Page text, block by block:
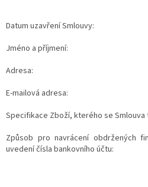
Datum uzavření Smlouvy:
Jméno a příjmení:
Adresa:
E-mailová adresa:
Specifikace Zboží, kterého se Smlouva
Způsob pro navrácení obdržených
uvedení čísla bankovního účtu: